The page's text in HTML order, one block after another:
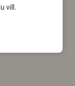
var en
av romerskt
vill.